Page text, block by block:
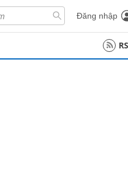
Đăng nhập